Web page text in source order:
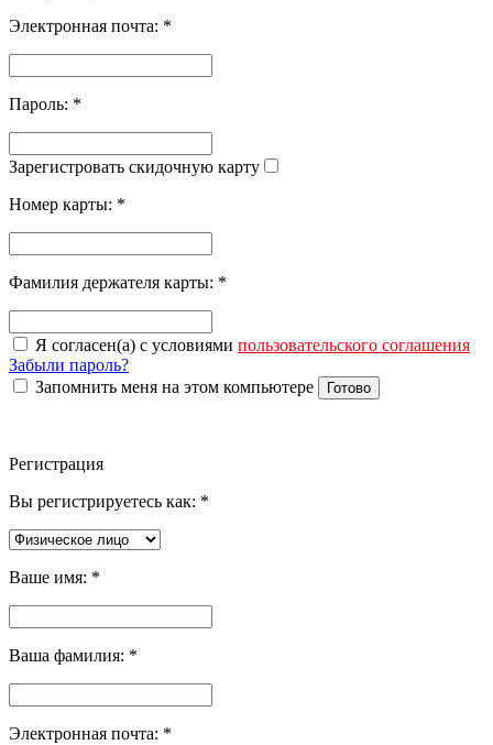
Электронная почта: *
Пароль: *
Зарегистровать скидочную карту
Номер карты: *
Фамилия держателя карты: *
Я согласен(а) с условиями пользовательского соглашения
Забыли пароль?
Запомнить меня на этом компьютере
Готово
Регистрация
Вы регистрируетесь как: *
Ваше имя: *
Ваша фамилия: *
Электронная почта: *